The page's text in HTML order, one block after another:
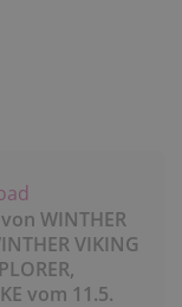
WINTHER
VIKING
vom 11.5.